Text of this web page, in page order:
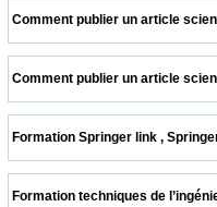
Comment publier un article
Comment publier un article
Formation Springer link ,
Formation techniques de